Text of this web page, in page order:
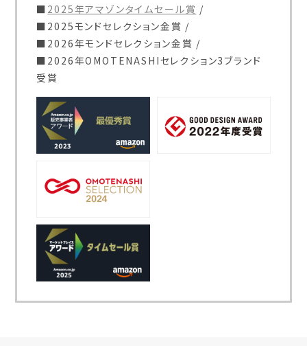
2025年アマゾンタイムセール賞
2025モンドセレクション金賞
2026年モンドセレクション金賞
2026年OMOTENASHIセレクション3ブランド
受賞